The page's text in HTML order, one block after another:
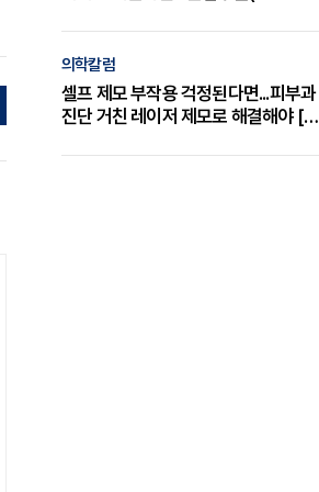
의학칼럼
셀프 제모 부작용 걱정된다면...피부과
진단 거친 레이저 제모로 해결해야 [변